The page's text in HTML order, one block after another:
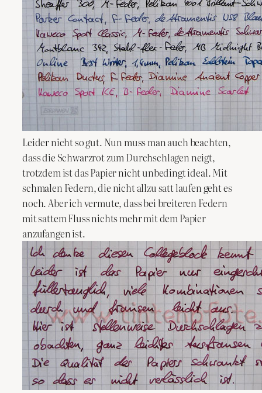
Leider nicht so gut. Nun muss man auch beachten,
dass die Schwarzrot zum Durchschlagen neigt,
trotzdem ist das Papier nicht unbedingt ideal. Mit
schmalen Federn, die nicht allzu satt laufen geht es
noch. Aber ich vermute, dass bei breiteren Federn
mit sattem Fluss nichts mehr mit dem Papier
anzufangen ist.